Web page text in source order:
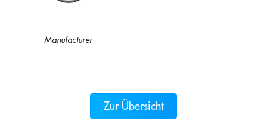
Manufacturer
Zur Übersicht